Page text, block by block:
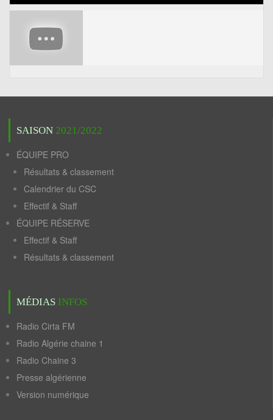
SAISON 2021/2022
ÉQUIPE PRO
Résultats & classement
Calendrier du CSC
Effectif & Staff
ÉQUIPE RÉSERVE
Effectif & Staff
Résultats & classement
MÉDIAS INFOS
Radio Cirta FM
Radio Algérie chaine 1
Radio Chaine 3
Presse algérienne
Version numérique